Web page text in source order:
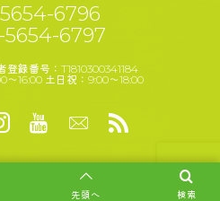
検索
先頭へ
6796
5654-6797
登録番号：T1810300341184
～16:00 土日祝：9:00～18:00